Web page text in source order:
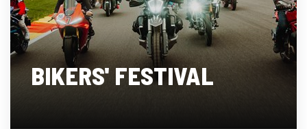
BIKERS' FESTIVAL